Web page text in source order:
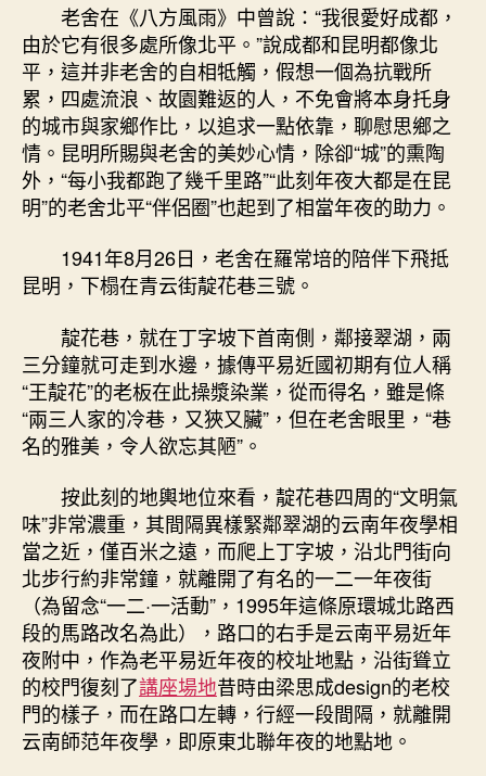
老舍在《八方風雨》中曾說：“我很愛好成都，
由於它有很多處所像北平。”說成都和昆明都像北
平，這并非老舍的自相牴觸，假想一個為抗戰所
累，四處流浪、故園難返的人，不免會將本身托身
的城市與家鄉作比，以追求一點依靠，聊慰思鄉之
情。昆明所賜與老舍的美妙心情，除卻“城”的熏陶
外，“每小我都跑了幾千里路”“此刻年夜大都是在昆
明”的老舍北平“伴侶圈”也起到了相當年夜的助力。
1941年8月26日，老舍在羅常培的陪伴下飛抵
昆明，下榻在青云街靛花巷三號。
靛花巷，就在丁字坡下首南側，鄰接翠湖，兩
三分鐘就可走到水邊，據傳平易近國初期有位人稱
“王靛花”的老板在此操漿染業，從而得名，雖是條
“兩三人家的冷巷，又狹又臟”，但在老舍眼里，“巷
名的雅美，令人欲忘其陋”。
按此刻的地輿地位來看，靛花巷四周的“文明氣
味”非常濃重，其間隔異樣緊鄰翠湖的云南年夜學相
當之近，僅百米之遠，而爬上丁字坡，沿北門街向
北步行約非常鐘，就離開了有名的一二一年夜街
（為留念“一二·一活動”，1995年這條原環城北路西
段的馬路改名為此），路口的右手是云南平易近年
夜附中，作為老平易近年夜的校址地點，沿街聳立
的校門復刻了講座場地昔時由梁思成design的老校
門的樣子，而在路口左轉，行經一段間隔，就離開
云南師范年夜學，即原東北聯年夜的地點地。